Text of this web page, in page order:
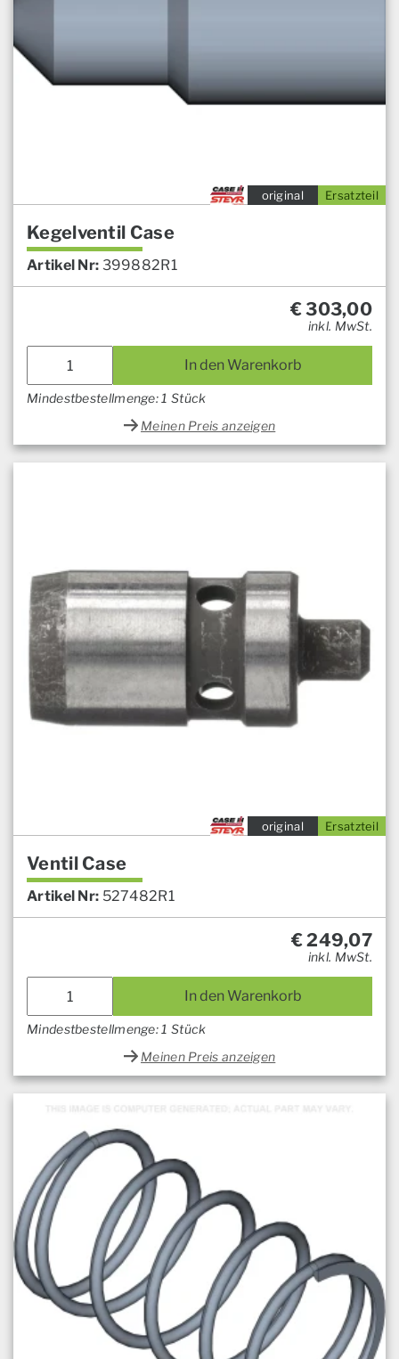
Ersatzteil
original
Kegelventil Case
Artikel Nr: 399882R1
€303,00
inkl. MwSt.
In den Warenkorb
Mindestbestellmenge: 1 Stück
Meinen Preis anzeigen
Ersatzteil
original
Ventil Case
Artikel Nr: 527482R1
€249,07
inkl. MwSt.
In den Warenkorb
Mindestbestellmenge: 1 Stück
Meinen Preis anzeigen